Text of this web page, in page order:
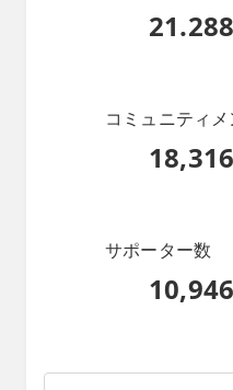
コミュニティ
18,316
サポーター数
10,946